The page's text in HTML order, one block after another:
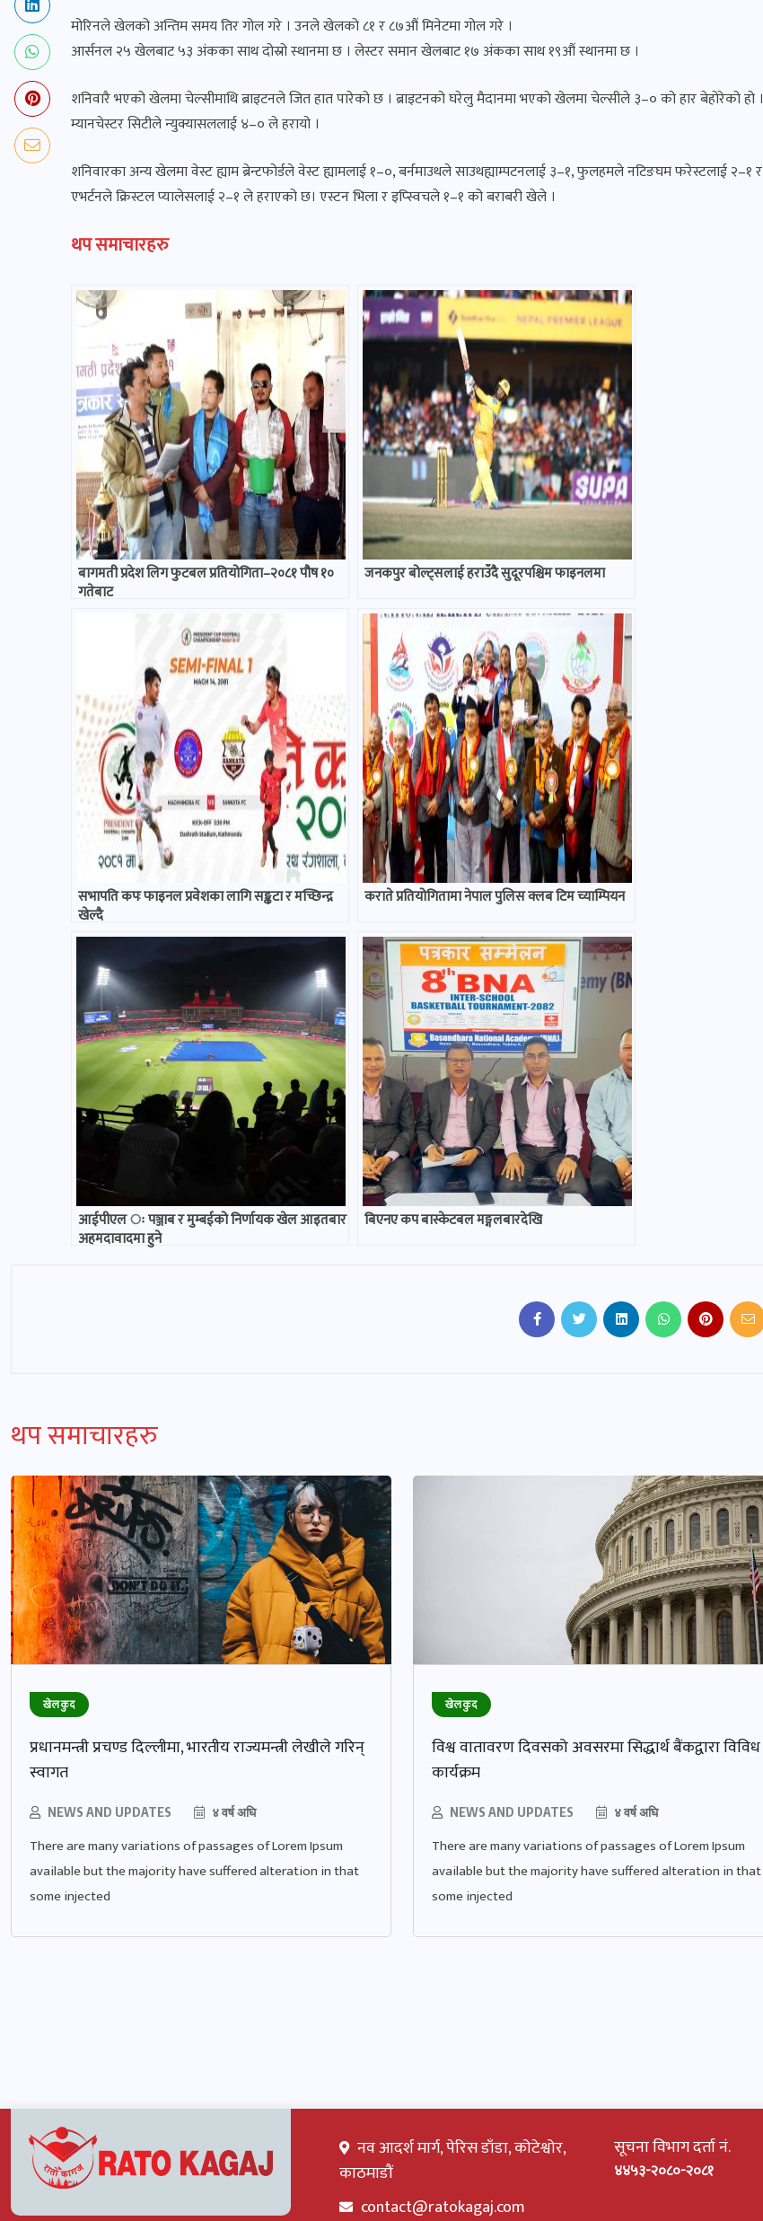
मोरिनले खेलको अन्तिम समय तिर गोल गरे । उनले खेलको ८१ र ८७औं मिनेटमा गोल गरे ।
आर्सनल २५ खेलबाट ५३ अंकका साथ दोस्रो स्थानमा छ । लेस्टर समान खेलबाट १७ अंकका साथ १९औं स्थानमा छ ।
शनिवारै भएको खेलमा चेल्सीमाथि ब्राइटनले जित हात पारेको छ । ब्राइटनको घरेलु मैदानमा भएको खेलमा चेल्सीले ३–० को हार बेहोरेको हो ।
म्यानचेस्टर सिटीले न्युक्यासललाई ४–० ले हरायो ।
शनिवारका अन्य खेलमा वेस्ट ह्याम ब्रेन्टफोर्डले वेस्ट ह्यामलाई १–०, बर्नमाउथले साउथह्याम्पटनलाई ३–१, फुलहमले नटिङघम फरेस्टलाई २–१ र
एभर्टनले क्रिस्टल प्यालेसलाई २–१ ले हराएको छ। एस्टन भिला र इप्स्विचले १–१ को बराबरी खेले ।
थप समाचारहरु
बागमती प्रदेश लिग फुटबल प्रतियोगिता–२०८१ पौष १०
गतेबाट
जनकपुर बोल्ट्सलाई हराउँदै सुदूरपश्चिम फाइनलमा
सभापति कपः फाइनल प्रवेशका लागि सङ्कटा र मच्छिन्द्र
खेल्दै
कराते प्रतियोगितामा नेपाल पुलिस क्लब टिम च्याम्पियन
आईपीएल ः पञ्जाब र मुम्बईको निर्णायक खेल आइतबार
अहमदावादमा हुने
बिएनए कप बास्केटबल मङ्गलबारदेखि
थप समाचारहरु
खेलकुद
प्रधानमन्त्री प्रचण्ड दिल्लीमा, भारतीय राज्यमन्त्री लेखीले गरिन्
स्वागत
NEWS AND UPDATES ४ वर्ष अघि
There are many variations of passages of Lorem Ipsum
available but the majority have suffered alteration in that
some injected
खेलकुद
विश्व वातावरण दिवसको अवसरमा सिद्धार्थ बैंकद्वारा विविध
कार्यक्रम
NEWS AND UPDATES ४ वर्ष अघि
There are many variations of passages of Lorem Ipsum
available but the majority have suffered alteration in that
some injected
नव आदर्श मार्ग, पेरिस डाँडा, कोटेश्वोर,
काठमाडौं
contact@ratokagaj.com
सूचना विभाग दर्ता नं.
४४५३-२०८०-२०८१